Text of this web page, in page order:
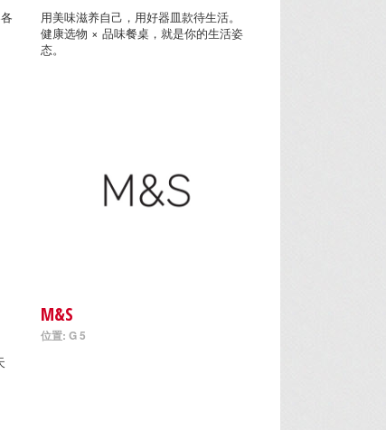
用美味滋养自己，用好器皿款待生活。
健康选物 × 品味餐桌，就是你的生活姿
态。
M&S
位置: G 5